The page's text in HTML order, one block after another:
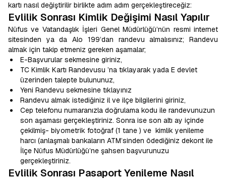
kartı nasıl değiştirilir birlikte adım adım gerçekleştireceğiz:
Evlilik Sonrası Kimlik Değişimi Nasıl Yapılır
Nüfus ve Vatandaşlık İşleri Genel Müdürlüğü’nün resmi internet
sitesinden ya da Alo 199’dan randevu almalısınız; Randevu
almak için takip etmeniz gereken aşamalar;
E-Başvurular sekmesine giriniz,
TC Kimlik Kartı Randevusu ’na tıklayarak yada E devlet
üzerinden talepte bulununuz,
Yeni Randevu sekmesine tıklayınız
Randevu almak istediğiniz il ve ilçe bilgilerini giriniz,
Cep telefonu numaranızla doğrulama kodu ile randevunuzun
son aşaması gerçekleştiriniz. Sonra ise son altı ay içinde
çekilmiş- biyometrik fotoğraf (1 tane ) ve kimlik yenileme
harcı (anlaşmalı bankaların ATM’sinden ödediğiniz dekont ile
İlçe Nüfus Müdürlüğü’ne şahsen başvurunuzu
gerçekleştiriniz.
Evlilik Sonrası Pasaport Yenileme Nasıl